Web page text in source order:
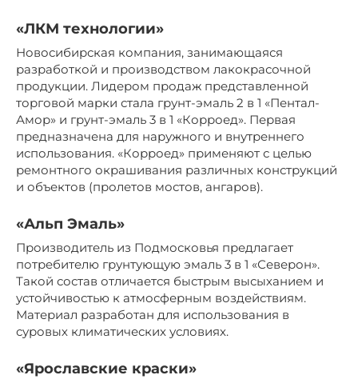
«ЛКМ технологии»
Новосибирская компания, занимающаяся
разработкой и производством лакокрасочной
продукции. Лидером продаж представленной
торговой марки стала грунт-эмаль 2 в 1 «Пентал-
Амор» и грунт-эмаль 3 в 1 «Корроед». Первая
предназначена для наружного и внутреннего
использования. «Корроед» применяют с целью
ремонтного окрашивания различных конструкций
и объектов (пролетов мостов, ангаров).
«Альп Эмаль»
Производитель из Подмосковья предлагает
потребителю грунтующую эмаль 3 в 1 «Северон».
Такой состав отличается быстрым высыханием и
устойчивостью к атмосферным воздействиям.
Материал разработан для использования в
суровых климатических условиях.
«Ярославские краски»